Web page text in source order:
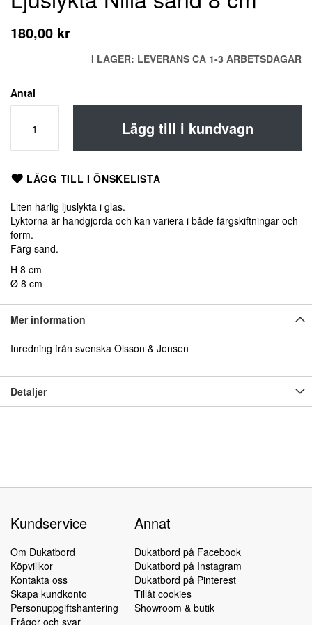
180,00 kr
I LAGER: LEVERANS CA 1-3 ARBETSDAGAR
Antal
Lägg till i kundvagn
LÄGG TILL I ÖNSKELISTA
Liten härlig ljuslykta i glas.
Lyktorna är handgjorda och kan variera i både färgskiftningar och
form.
Färg sand.
H 8 cm
Ø 8 cm
till
av
Mer information
Inredning från svenska Olsson & Jensen
Detaljer
Kundservice
Om Dukatbord
Köpvillkor
Kontakta oss
Skapa kundkonto
Personuppgiftshantering
Frågor och svar
Annat
Dukatbord på Facebook
Dukatbord på Instagram
Dukatbord på Pinterest
Tillåt cookies
Showroom & butik